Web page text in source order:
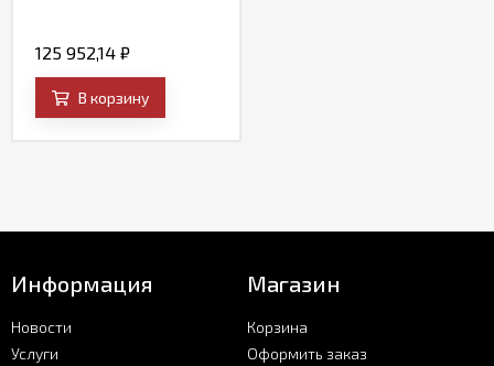
125 952,14 ₽
В корзину
Информация
Новости
Услуги
Магазин
Корзина
Оформить заказ